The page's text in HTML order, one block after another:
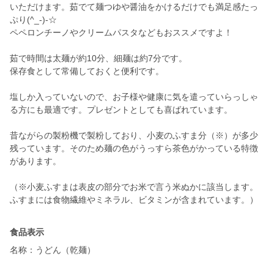
いただけます。茹でて麺つゆや醤油をかけるだけでも満足感たっ
ぷり(^_-)-☆
ペペロンチーノやクリームパスタなどもおススメですよ！
茹で時間は太麺が約10分、細麺は約7分です。
保存食として常備しておくと便利です。
塩しか入っていないので、お子様や健康に気を遣っていらっしゃ
る方にも最適です。プレゼントとしても喜ばれています。
昔ながらの製粉機で製粉しており、小麦のふすま分（※）が多少
残っています。そのため麺の色がうっすら茶色がかっている特徴
があります。
（※小麦ふすまは表皮の部分でお米で言う米ぬかに該当します。
食品表示
名称：うどん（乾麺）